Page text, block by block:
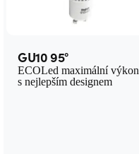
GU10 95°
ECOLed maximální výkon
s nejlepším designem